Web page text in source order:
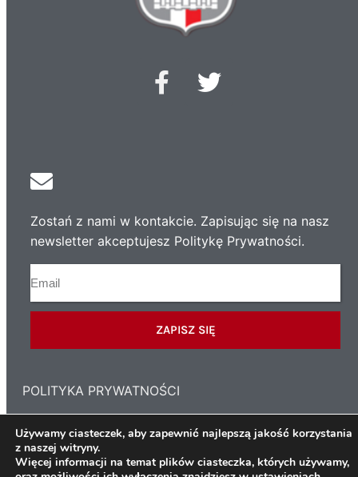
Zostań z nami w kontakcie. Zapisując się na nasz
newsletter akceptujesz Politykę Prywatności.
ZAPISZ SIĘ
POLITYKA PRYWATNOŚCI
Copyright 2021 © Związek Polaków w Mediolanie
Używamy ciasteczek, aby zapewnić najlepszą jakość korzystania
z naszej witryny.
Więcej informacji na temat plików ciasteczka, których używamy,